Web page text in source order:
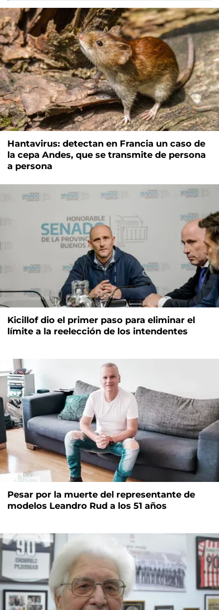
Hantavirus: detectan en Francia un caso de
la cepa Andes, que se transmite de persona
a persona
Kicillof dio el primer paso para eliminar el
límite a la reelección de los intendentes
Pesar por la muerte del representante de
modelos Leandro Rud a los 51 años